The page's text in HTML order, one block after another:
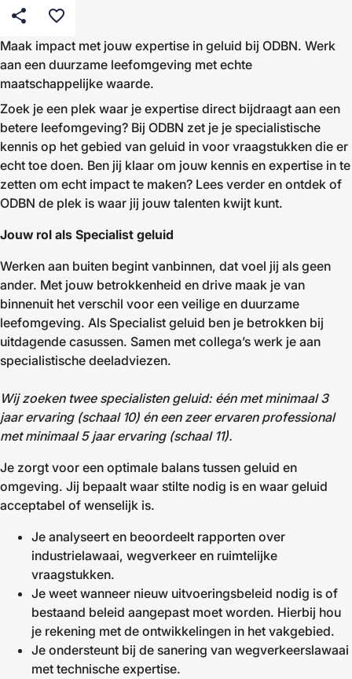
share favorite_border
Maak impact met jouw expertise in geluid bij ODBN. Werk
aan een duurzame leefomgeving met echte
maatschappelijke waarde.
Zoek je een plek waar je expertise direct bijdraagt aan een
betere leefomgeving? Bij ODBN zet je je specialistische
kennis op het gebied van geluid in voor vraagstukken die er
echt toe doen. Ben jij klaar om jouw kennis en expertise in te
zetten om echt impact te maken? Lees verder en ontdek of
ODBN de plek is waar jij jouw talenten kwijt kunt.
Jouw rol als Specialist geluid
Werken aan buiten begint vanbinnen, dat voel jij als geen
ander. Met jouw betrokkenheid en drive maak je van
binnenuit het verschil voor een veilige en duurzame
leefomgeving. Als Specialist geluid ben je betrokken bij
uitdagende casussen. Samen met collega’s werk je aan
specialistische deeladviezen.
Wij zoeken twee specialisten geluid: één met minimaal 3
jaar ervaring (schaal 10) én een zeer ervaren professional
met minimaal 5 jaar ervaring (schaal 11).
Je zorgt voor een optimale balans tussen geluid en
omgeving. Jij bepaalt waar stilte nodig is en waar geluid
acceptabel of wenselijk is.
Je analyseert en beoordeelt rapporten over
industrielawaai, wegverkeer en ruimtelijke
vraagstukken.
Je weet wanneer nieuw uitvoeringsbeleid nodig is of
bestaand beleid aangepast moet worden. Hierbij hou
je rekening met de ontwikkelingen in het vakgebied.
Je ondersteunt bij de sanering van wegverkeerslawaai
met technische expertise.